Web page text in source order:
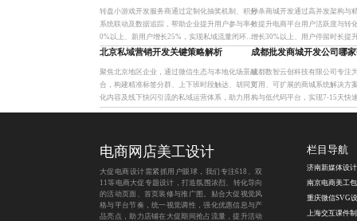
转盘小游戏开发服务商通过定制化抽奖机制、积分
系统联动及数据追踪，帮助企业提升用户参与率4
0%以上、新用户增长25%，实现私域流量闭环运
营。依托核心技术与标准化部署，支持多端适配与
秒杀商城开发通过高并发架构与
效提升电商平台用户活跃度与转
增长30%以上、用户停留时长提
业突破流量瓶颈的核心利器。
北京私域营销开发关键策略解析
聚焦北京地区企业，通过微信生态与本地化场景融
合，构建精准标签分群、上下班时段触达、胡同文
化内容及线下快闪引流的私域运营体系，助力用户
活跃度提升40%、复购率增长25%以上。
成都批发商城开发公司哪
成都数智云创科技有限公司专注
可用、可扩展的商城系统解决方
构与低代码平台，实现7-15天快
分销、库存联动与自动化对账，
电商网店美工设计
大促电商设计需紧抓用户眼球，我们专注618、双
11等电商大促专题设计，打造氛围浓烈、转化导向
的活动页面、首页装修与推广图。贴合大促视觉风
格与平台节奏，统一视觉调性，强化优惠信息与产
品亮点，助力店铺在大促期间抢占流量，提升活动
栏目导航
济南新媒体设计